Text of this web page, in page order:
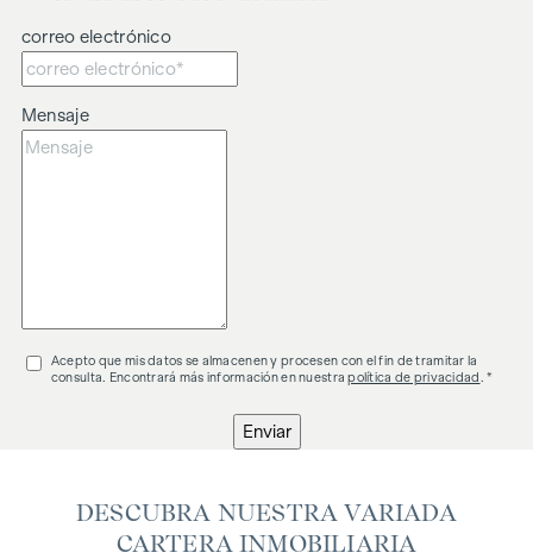
correo electrónico
Mensaje
Acepto que mis datos se almacenen y procesen con el fin de tramitar la
consulta. Encontrará más información en nuestrapolítica de privacidad . *
Enviar
DESCUBRA NUESTRA VARIADA
CARTERA INMOBILIARIA